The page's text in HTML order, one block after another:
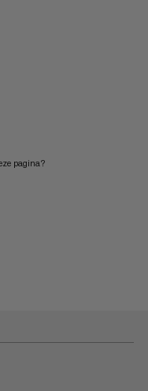
pagina?